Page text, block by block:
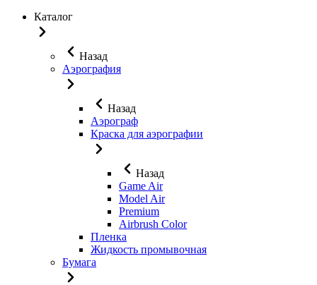
Каталог
Назад
Аэрография
Назад
Аэрограф
Краска для аэрографии
Назад
Game Air
Model Air
Premium
Airbrush Color
Пленка
Жидкость промывочная
Бумага